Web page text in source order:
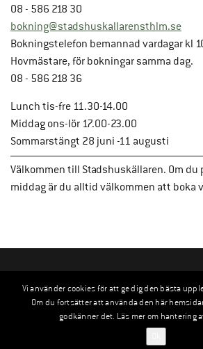
08 - 586 218 30
bokning@stadshuskallarensthlm.se
Bokningstelefon bemannad vardagar kl
Hovmästare, för bokningar samma dag.
08 - 586 218 36
Lunch tis-fre 11.30-14.00
Middag ons-lör 17.00-23.00
Sommarstängt 28 juni -11 augusti
Välkommen till Stadshuskällaren. Om du
middag är du alltid välkommen att boka
Vi använder cookies för att ge dig den bästa
Om du fortsätter att använda den här
godkänner det. Läs mer om hantering